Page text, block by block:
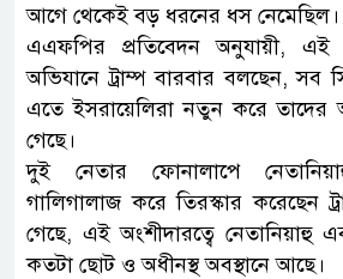
আগে থেকেই বড় ধরনের ধস নেমেছিল।
এএফপির প্রতিবেদন অনুযায়ী, এই
অভিযানে ট্রাম্প বারবার বলছেন, সব
এতে ইসরায়েলিরা নতুন করে তাদের
গেছে।
দুই নেতার ফোনালাপে
গালিগালাজ করে তিরস্কার করেছেন
গেছে, এই অংশীদারত্বে নেতানিয়াহু
কতটা ছোট ও অধীনস্থ অবস্থানে আছে।